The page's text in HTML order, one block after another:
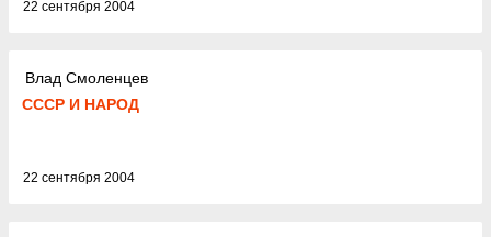
22 сентября 2004
Влад Смоленцев
СССР И НАРОД
22 сентября 2004